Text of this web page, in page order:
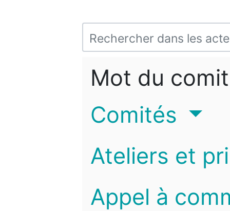
Mot du
Comités
Ateliers et
Appel à